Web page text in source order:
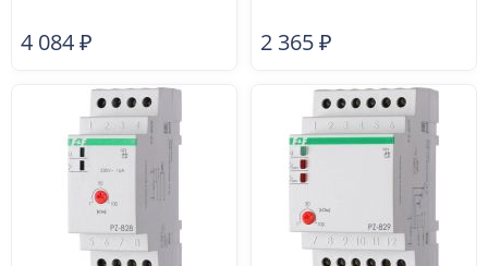
4 084₽ 2 365₽